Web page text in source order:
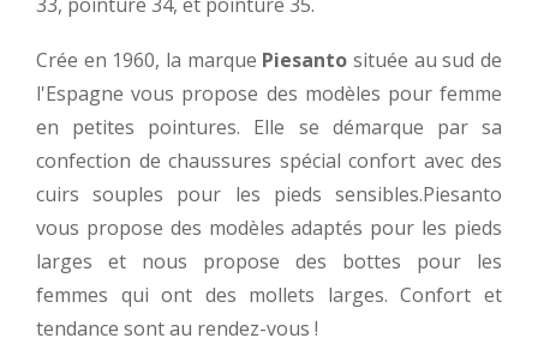
Crée en 1960, la marque Piesanto située au sud de
l'Espagne vous propose des modèles pour femme
en petites pointures. Elle se démarque par sa
confection de chaussures spécial confort avec des
cuirs souples pour les pieds sensibles.Piesanto
vous propose des modèles adaptés pour les pieds
larges et nous propose des bottes pour les
femmes qui ont des mollets larges. Confort et
tendance sont au rendez-vous !